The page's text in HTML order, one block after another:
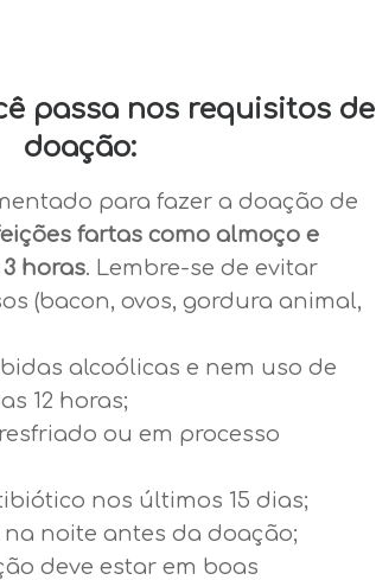
passa nos requisitos de
doação:
para fazer a doação de
fartas como almoço e
horas. Lembre-se de evitar
(bacon, ovos, gordura animal,
alcoólicas e nem uso de
12 horas;
ou em processo
nos últimos 15 dias;
noite antes da doação;
deve estar em boas